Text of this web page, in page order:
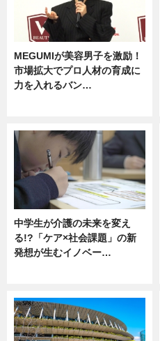
MEGUMIが美容男子を激励！
市場拡大でプロ人材の育成に
力を入れるバン…
中学生が介護の未来を変え
る!?「ケア×社会課題」の新
発想が生むイノベー…